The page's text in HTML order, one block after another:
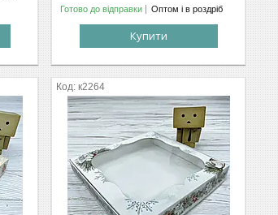
Готово до відправки Оптом і в роздріб
Купити
к2264